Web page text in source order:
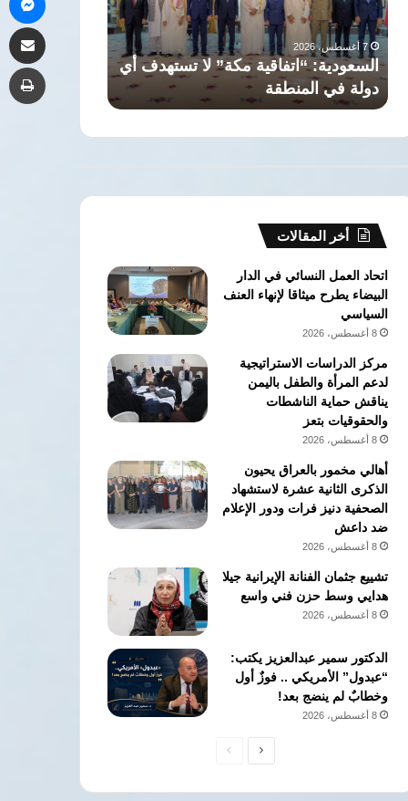
أي
دولة
في
المنطقة
7 أغسطس، 2026
السعودية: “اتفاقية مكة” لا تستهدف أي
دولة في المنطقة
وإبراهيم
حسن..
توائم
الأخضر
حسن.. أشهر
أخر المقالات
اتحاد العمل النسائي في الدار
البيضاء يطرح ميثاقا لإنهاء العنف
السياسي
8 أغسطس، 2026
مركز الدراسات الاستراتيجية
لدعم المرأة والطفل باليمن
يناقش حماية الناشطات
والحقوقيات بتعز
8 أغسطس، 2026
أهالي مخمور بالعراق يحيون
الذكرى الثانية عشرة لاستشهاد
الصحفية دنيز فرات ودور الإعلام
ضد داعش
8 أغسطس، 2026
تشييع جثمان الفنانة الإيرانية جيلا
هدايي وسط حزن فني واسع
8 أغسطس، 2026
الدكتور سمير عبدالعزيز يكتب:
“عبدول” الأمريكي .. فوزٌ أول
وخطابٌ لم ينضج بعد!
8 أغسطس، 2026
الصفحةالصفحة